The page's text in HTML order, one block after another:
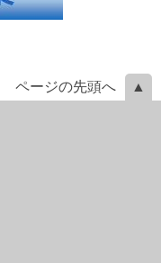
ページの先頭へ